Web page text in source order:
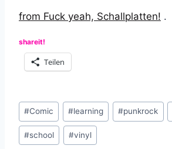
from Fuck yeah, Schallplatten! .
shareit!
Teilen
Schlagworte:
#Comic #learning #punkrock
#school #vinyl